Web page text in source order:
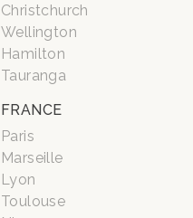
Christchurch
Wellington
Hamilton
Tauranga
FRANCE
Paris
Marseille
Lyon
Toulouse